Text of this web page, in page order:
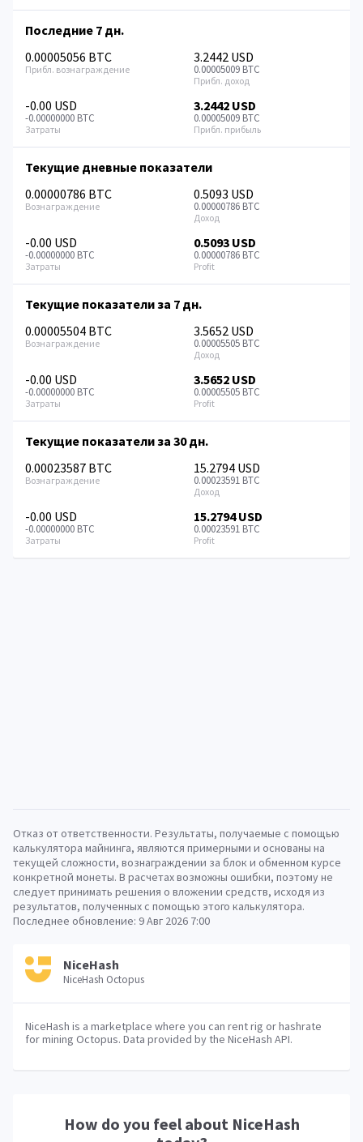
NiceHash
NiceHash Octopus
NiceHash is a marketplace where you can rent rig or hashrate
for mining Octopus. Data provided by the NiceHash API.
How do you feel about NiceHash
Последние 7 дн.
0.00005056 BTC
3.2442 USD
0.00005009 BTC
-0.00 USD
-0.00000000 BTC
3.2442 USD
0.00005009 BTC
Текущие дневные показатели
0.00000786 BTC
0.5093 USD
0.00000786 BTC
-0.00 USD
-0.00000000 BTC
0.5093 USD
0.00000786 BTC
Текущие показатели за 7 дн.
0.00005504 BTC
3.5652 USD
0.00005505 BTC
-0.00 USD
-0.00000000 BTC
3.5652 USD
0.00005505 BTC
Текущие показатели за 30 дн.
0.00023587 BTC
15.2794 USD
0.00023591 BTC
-0.00 USD
-0.00000000 BTC
15.2794 USD
0.00023591 BTC
Отказ от ответственности. Результаты, получаемые с помощью
калькулятора майнинга, являются примерными и основаны на
текущей сложности, вознаграждении за блок и обменном курсе
конкретной монеты. В расчетах возможны ошибки, поэтому не
следует принимать решения о вложении средств, исходя из
результатов, полученных с помощью этого калькулятора.
Последнее обновление: 9 Авг 2026 7:00